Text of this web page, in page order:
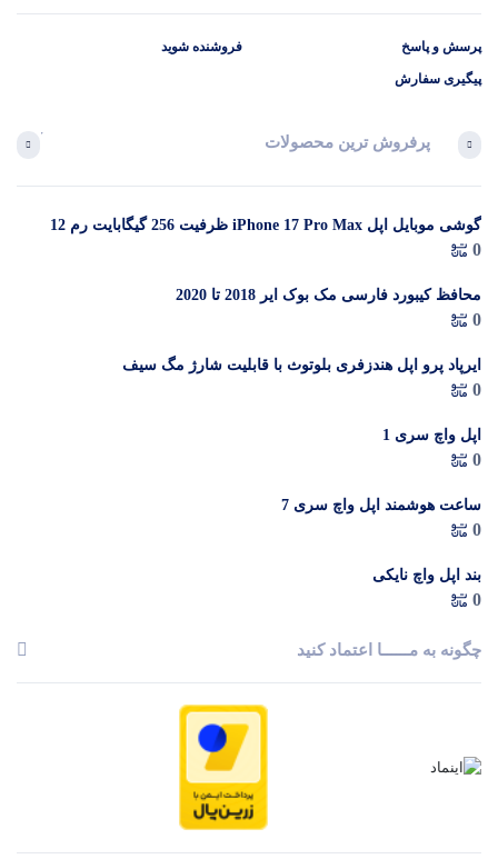
پرسش و پاسخ
پیگیری سفارش
فروشنده شوید
پرفروش ترین محصولات
گوشی موبایل اپل iPhone 17 Pro Max ظرفیت 256 گیگابایت رم 12
گیگابایت (ZAA) – Not Active رجیستر شده
0
محافظ کیبورد فارسی مک بوک ایر 2018 تا 2020
0
ایرپاد پرو اپل هندزفری بلوتوث با قابلیت شارژ مگ سیف
0
اپل واچ سری 1
0
ساعت هوشمند اپل واچ سری 7
0
بند اپل واچ نایکی
0
چگونه به مــــــا اعتماد کنید